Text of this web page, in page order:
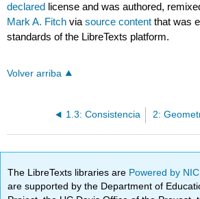
declared license and was authored,
Mark A. Fitch viasource content that was
standards of the LibreTexts platform.
Volver arriba
1.3: Consistencia 2:
The LibreTexts libraries are Powered by
are supported by the Department of